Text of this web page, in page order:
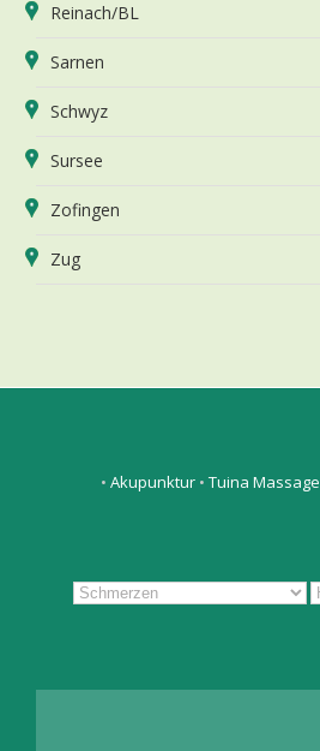
Reinach/BL
Sarnen
Schwyz
Sursee
Zofingen
Zug
• Akupunktur• Tuina Massage